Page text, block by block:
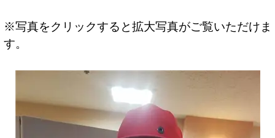
※写真をクリックすると拡大写真がご覧いただけま
す。